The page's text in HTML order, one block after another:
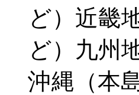
ど）近畿
ど）九州
沖縄（本